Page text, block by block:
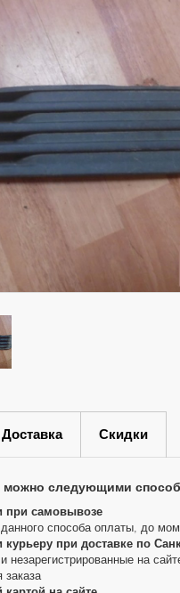
Доставка Скидки
можно следующими
самовывозе
способа оплаты, до
при доставке по
незарегистрированные на